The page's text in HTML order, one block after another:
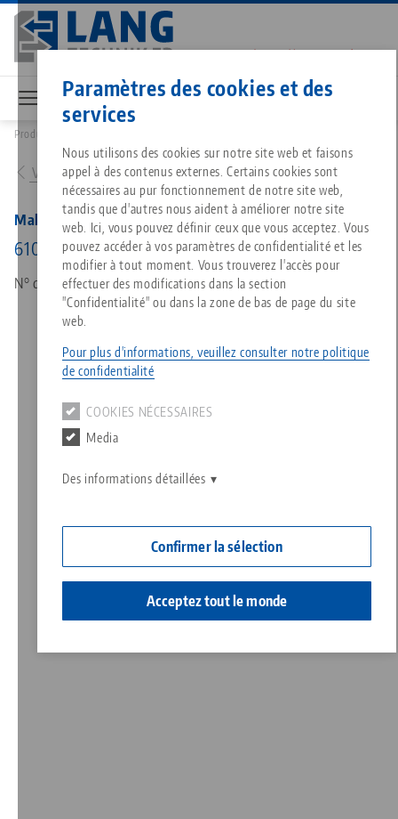
Paramètres des cookies et des
services
Nous utilisons des cookies sur notre site web et faisons
appel à des contenus externes. Certains cookies sont
nécessaires au pur fonctionnement de notre site web,
tandis que d'autres nous aident à améliorer notre site
web. Ici, vous pouvez définir ceux que vous acceptez. Vous
pouvez accéder à vos paramètres de confidentialité et les
modifier à tout moment. Vous trouverez l'accès pour
effectuer des modifications dans la section
"Confidentialité" ou dans la zone de bas de page du site
web.
Pour plus d'informations, veuillez consulter notre politique
de confidentialité
COOKIES NÉCESSAIRES
Media
Des informations détaillées
Confirmer la sélection
Acceptez tout le monde
Aller
contenu
principal
Tout d'une seule source
Technologie de serrage à
Technologie de serrage des
À propos de LANG
Philosophie
Innovations
Téléchargements
FAQ
Commande de catalogue
Blog
Actualités
Salons professionnels
Produits assortis
Désolé. Nous n'avons pu trouver aucun résultat.
Vers l'aperçu des produits
Services
Quicklinks
Search
Téléchargements
Downloads
Breadcrumb
Produits
Vers l'aperçu des produits
Makro•Grip® Ultra, Fausse plaque
610, pour set de base 81600, 81615, 81623
N° d'art 81611